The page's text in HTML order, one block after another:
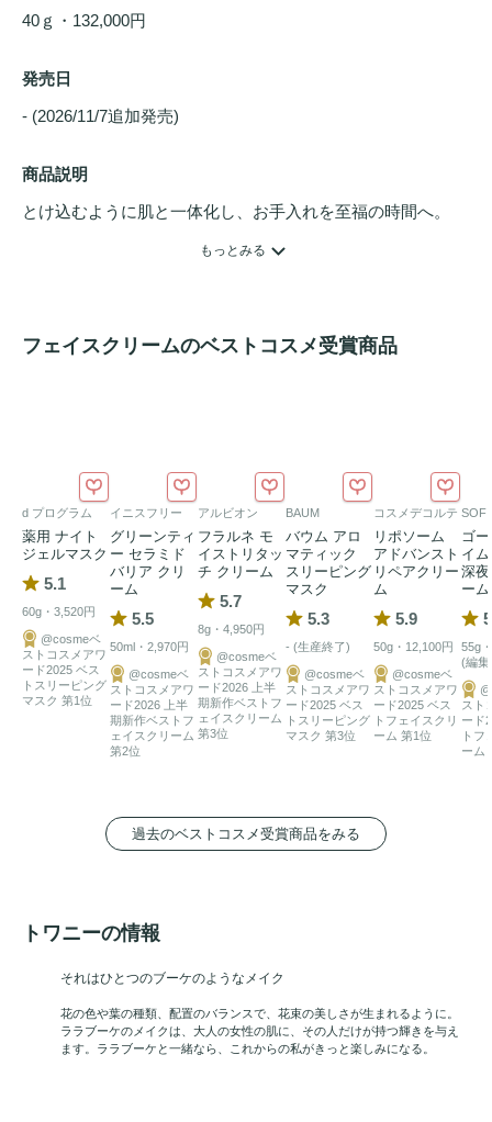
40ｇ・132,000円
発売日
- (2026/11/7追加発売)
商品説明
とけ込むように肌と一体化し、お手入れを至福の時間へ。
なじみ角層深く浸透し、肌をしなやかでなめらかにととのえ
もっとみる
フェイスクリームのベストコスメ受賞商品
d プログラム
薬用 ナイト
ジェルマスク
5.1
60g・3,520円
@cosmeベ
ストコスメアワ
ード2025 ベス
トスリーピング
マスク 第1位
イニスフリー
グリーンティ
ー セラミド
バリア クリ
ーム
5.5
50ml・2,970円
@cosmeベ
ストコスメアワ
ード2026 上半
期新作ベストフ
ェイスクリーム
第2位
アルビオン
フラルネ モ
イストリタッ
チ クリーム
5.7
8g・4,950円
@cosmeベ
ストコスメアワ
ード2026 上半
期新作ベストフ
ェイスクリーム
第3位
BAUM
バウム アロ
マティック
スリーピング
マスク
5.3
- (生産終了)
@cosmeベ
ストコスメアワ
ード2025 ベス
トスリーピング
マスク 第3位
コスメデコルテ
リポソーム
アドバンスト
リペアクリー
ム
5.9
50g・12,100円
@cosmeベ
ストコスメアワ
ード2025 ベス
トフェイスクリ
ーム 第1位
ゴ
イ
深
ーム
55g
(編集
スト
ード
トフ
ーム
過去のベストコスメ受賞商品をみる
トワニーの情報
それはひとつのブーケのようなメイク
花の色や葉の種類、配置のバランスで、花束の美しさが生まれるように。
ララブーケのメイクは、大人の女性の肌に、その人だけが持つ輝きを与え
ます。ララブーケと一緒なら、これからの私がきっと楽しみになる。